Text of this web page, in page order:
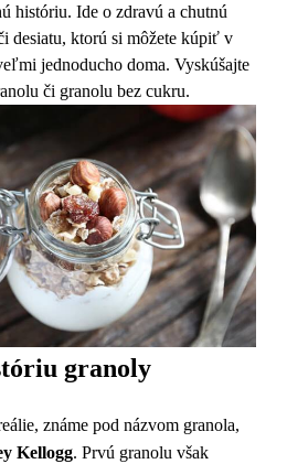
históriu. Ide o zdravú a chutnú
desiatu, ktorú si môžete kúpiť v
jednoducho doma. Vyskúšajte
či granolu bez cukru.
granoly
známe pod názvom granola,
Kellogg. Prvú granolu však